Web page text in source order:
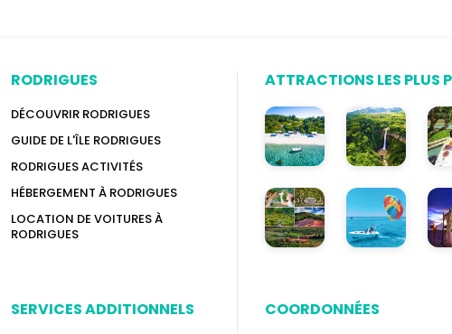
RODRIGUES
DÉCOUVRIR RODRIGUES
GUIDE DE L'ÎLE RODRIGUES
RODRIGUES ACTIVITÉS
HÉBERGEMENT À RODRIGUES
LOCATION DE VOITURES À
RODRIGUES
SERVICES ADDITIONNELS
ATTRACTIONS LES PLUS
COORDONNÉES